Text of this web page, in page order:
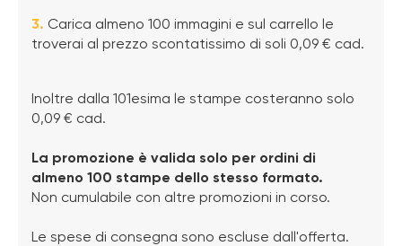
3. Carica almeno 100 immagini e sul carrello le
troverai al prezzo scontatissimo di soli 0,09 € cad.
Inoltre dalla 101esima le stampe costeranno solo
0,09 € cad.
La promozione è valida solo per ordini di
almeno 100 stampe dello stesso formato.
Non cumulabile con altre promozioni in corso.
Le spese di consegna sono escluse dall'offerta.